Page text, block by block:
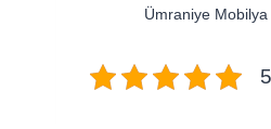
Ümraniye Mobilya